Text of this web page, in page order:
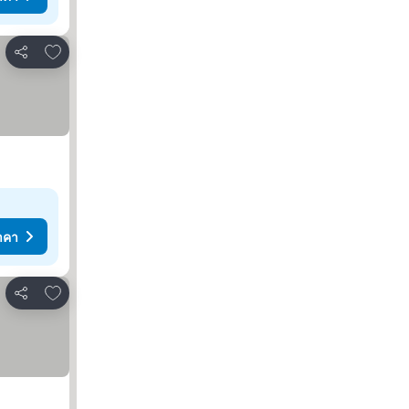
แชร์
เพิ่มในรายการโปรด
า
แชร์
เพิ่มในรายการโปรด